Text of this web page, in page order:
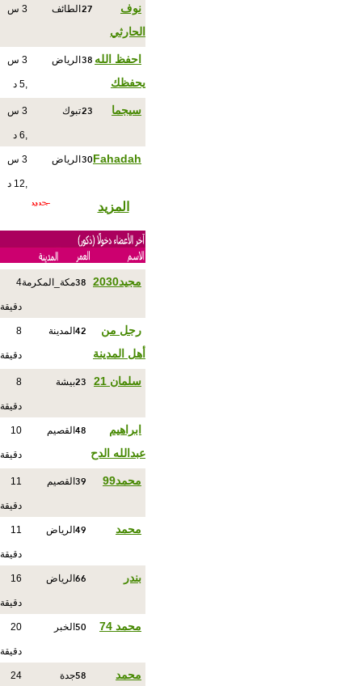
نوف
الحارثي
27 الطائف 3 س
احفظ الله
يحفظك
38 الرياض 3 س
,5 د
سيجما 23تبوك 3 س
,6 د
Fahadah
30 الرياض 3 س
,12 د
المزيد
مجيد2030 38مكة_المكرمة4
دقيقة
رجل من
أهل المدينة
42 المدينة 8
دقيقة
سلمان 21 23بيشة 8
دقيقة
ابراهيم
عبدالله الدح
48 القصيم 10
دقيقة
محمد99 39 القصيم 11
دقيقة
محمد 49 الرياض 11
دقيقة
بندر 66 الرياض 16
دقيقة
محمد 74 50 الخبر 20
دقيقة
محمد
58جدة 24